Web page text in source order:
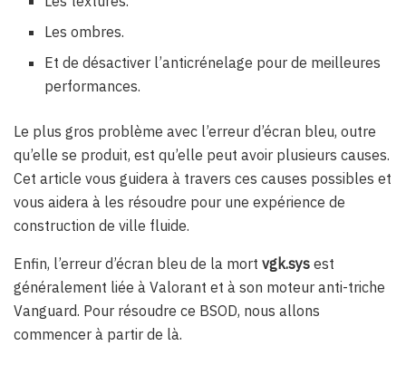
Les ombres.
Et de désactiver l’anticrénelage pour de meilleures
performances.
Le plus gros problème avec l’erreur d’écran bleu, outre
qu’elle se produit, est qu’elle peut avoir plusieurs causes.
Cet article vous guidera à travers ces causes possibles et
vous aidera à les résoudre pour une expérience de
construction de ville fluide.
Enfin, l’erreur d’écran bleu de la mort vgk.sys est
généralement liée à Valorant et à son moteur anti-triche
Vanguard. Pour résoudre ce BSOD, nous allons
commencer à partir de là.